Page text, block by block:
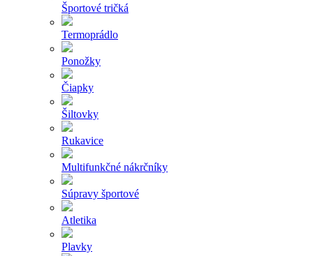
Športové tričká
Termoprádlo
Ponožky
Čiapky
Šiltovky
Rukavice
Multifunkčné nákrčníky
Súpravy športové
Atletika
Plavky